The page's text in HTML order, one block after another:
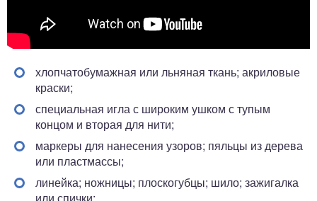
хлопчатобумажная или льняная ткань; акриловые
краски;
специальная игла с широким ушком с тупым
концом и вторая для нити;
маркеры для нанесения узоров; пяльцы из дерева
или пластмассы;
линейка; ножницы; плоскогубцы; шило; зажигалка